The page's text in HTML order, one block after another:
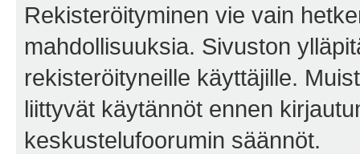
Rekisteröityminen vie vain
mahdollisuuksia. Sivuston
rekisteröityneille käyttäjille.
liittyvät käytännöt ennen
keskustelufoorumin säännöt.